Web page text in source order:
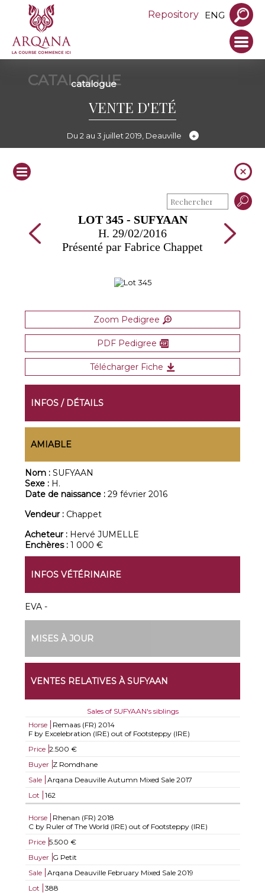
Repository ENG
CATALOGUE
catalogue
VENTE D'ETÉ
Du 2 au 3 juillet 2019, Deauville
LOT 345 - SUFYAAN
H. 29/02/2016
Présenté par Fabrice Chappet
Zoom Pedigree
PDF Pedigree
Télécharger Fiche
INFOS / DÉTAILS
AMIABLE
Nom :SUFYAAN
Sexe : H.
Date de naissance :29 février 2016
Vendeur : Chappet
Acheteur : Hervé JUMELLE
Enchères :1 000 €
INFOS VÉTÉRINAIRE
EVA -
MISES À JOUR
VENTES RELATIVES À SUFYAAN
Sales of SUFYAAN's siblings
Horse
Remaas (FR) 2014
F by Excelebration (IRE) out of Footsteppy (IRE)
Price 2.500 €
Buyer Z Romdhane
Sale
Arqana Deauville Autumn Mixed Sale 2017
Lot
162
Horse Rhenan (FR) 2018
C by Ruler of The World (IRE) out of Footsteppy (IRE)
Price 5.500 €
Buyer G Petit
Sale
Arqana Deauville February Mixed Sale 2019
Lot
388